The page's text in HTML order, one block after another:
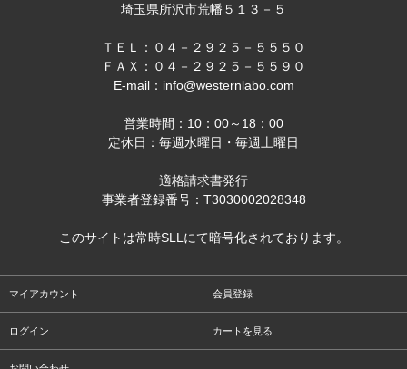
埼玉県所沢市荒幡５１３－５
ＴＥＬ：０４－２９２５－５５５０
ＦＡＸ：０４－２９２５－５５９０
E-mail：info@westernlabo.com
営業時間：10：00～18：00
定休日：毎週水曜日・毎週土曜日
適格請求書発行
事業者登録番号：T3030002028348
このサイトは常時SLLにて暗号化されております。
マイアカウント 会員登録
ログイン カートを見る